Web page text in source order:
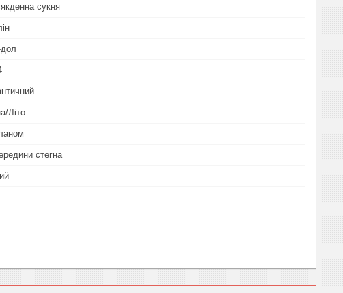
сукня
дол
Літо
стегна